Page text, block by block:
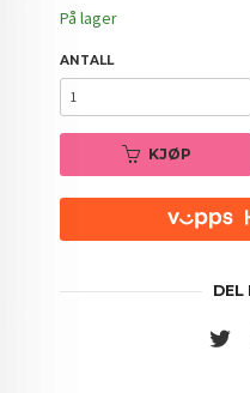
På lager
ANTALL
KJØP
DEL